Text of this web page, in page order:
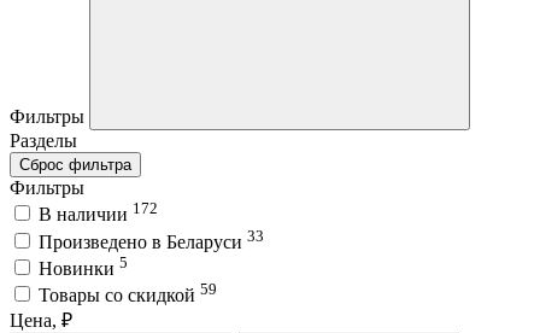
Фильтры
Разделы
Сброс фильтра
Фильтры
В наличии 172
Произведено в Беларуси 33
Новинки 5
Товары со скидкой 59
Цена, ₽